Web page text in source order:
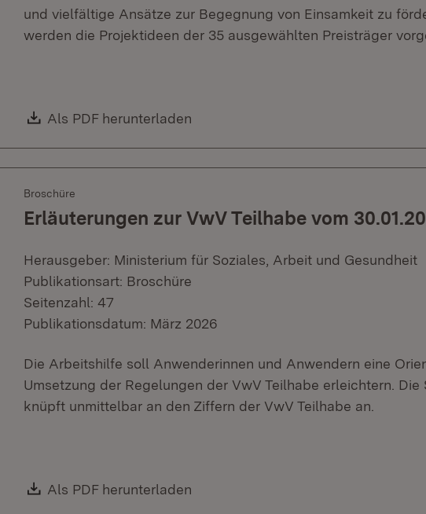
und vielfältige Ansätze zur Begegnung von Einsamkeit zu
werden die Projektideen der 35 ausgewählten Preisträger
Download:
Als PDF herunterladen
Broschüre
Erläuterungen zur VwV Teilhabe vom
Herausgeber: Ministerium für Soziales, Arbeit und Gesundheit
Publikationsart: Broschüre
Seitenzahl: 47
Publikationsdatum: März 2026
Die Arbeitshilfe soll Anwenderinnen und Anwendern eine
Umsetzung der Regelungen der VwV Teilhabe erleichtern.
knüpft unmittelbar an den Ziffern der VwV Teilhabe an.
Download:
Als PDF herunterladen